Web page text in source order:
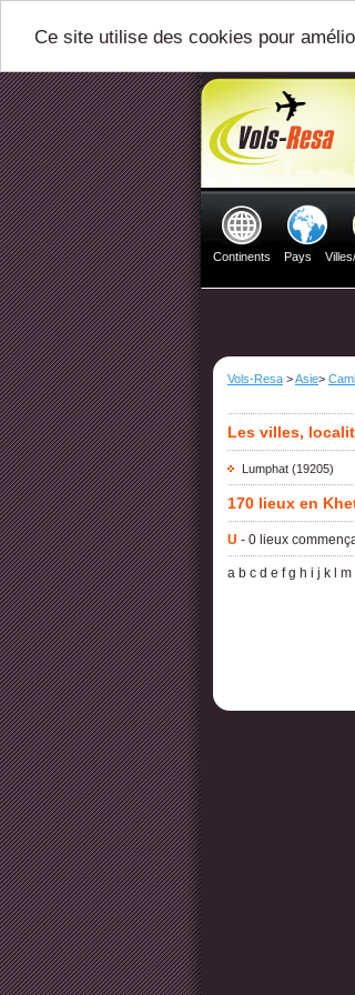
Ce site utilise des cookies pour
Continents Pays
Vols-Resa >Asie>
Les villes,
Lumphat (19205)
170 lieux en
U - 0 lieux
a b c d e fg h i j k m